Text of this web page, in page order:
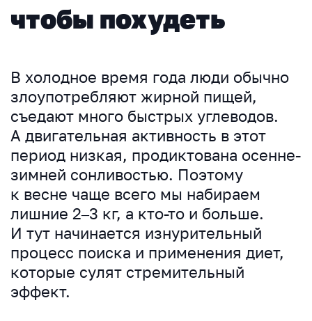
чтобы похудеть
В холодное время года люди обычно
злоупотребляют жирной пищей,
съедают много быстрых углеводов.
А двигательная активность в этот
период низкая, продиктована осенне-
зимней сонливостью. Поэтому
к весне чаще всего мы набираем
лишние 2–3 кг, а кто-то и больше.
И тут начинается изнурительный
процесс поиска и применения диет,
которые сулят стремительный
эффект.